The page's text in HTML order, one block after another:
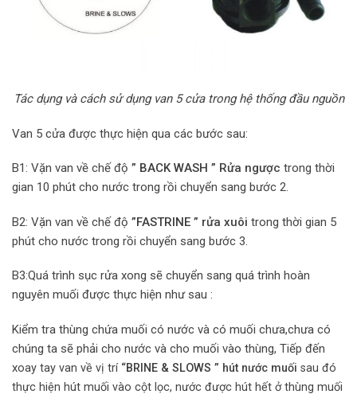
Tác dụng và cách sử dụng van 5 cửa trong hệ thống đầu nguồn
Van 5 cửa được thực hiện qua các bước sau:
B1: Vặn van về chế độ ” BACK WASH ” Rửa ngược trong thời
gian 10 phút cho nước trong rồi chuyển sang bước 2.
B2: Vặn van về chế độ ”FASTRINE ” rửa xuôi trong thời gian 5
phút cho nước trong rồi chuyển sang bước 3.
B3:Quá trình sục rửa xong sẽ chuyển sang quá trình hoàn
nguyên muối được thực hiện như sau :
Kiểm tra thùng chứa muối có nước và có muối chưa,chưa có
chúng ta sẽ phải cho nước và cho muối vào thùng, Tiếp đến
xoay tay van về vị trí “BRINE & SLOWS ” hút nước muối sau đó
thực hiện hút muối vào cột lọc, nước được hút hết ở thùng muối